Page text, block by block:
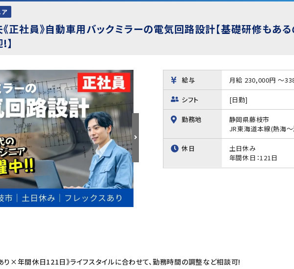
正社員》自動車用バックミラーの電気回路設計【基礎研修もあ
給与 月給 230,000円 ～
シフト [日勤]
勤務地
静岡県藤枝市
JR東海道本線(熱海
休日
土日休み
年間休日：121日
り×年間休日121日》ライフスタイルに合わせて、勤務時間の調整など相談可!